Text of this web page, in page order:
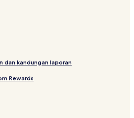
dan kandungan laporan
Rewards